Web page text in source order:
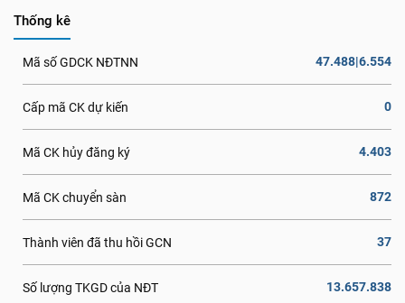
Thống kê
Mã số GDCK NĐTNN 47.488|6.554
Cấp mã CK dự kiến 0
Mã CK hủy đăng ký 4.403
Mã CK chuyển sàn 872
Thành viên đã thu hồi GCN 37
Số lượng TKGD của NĐT 13.657.838